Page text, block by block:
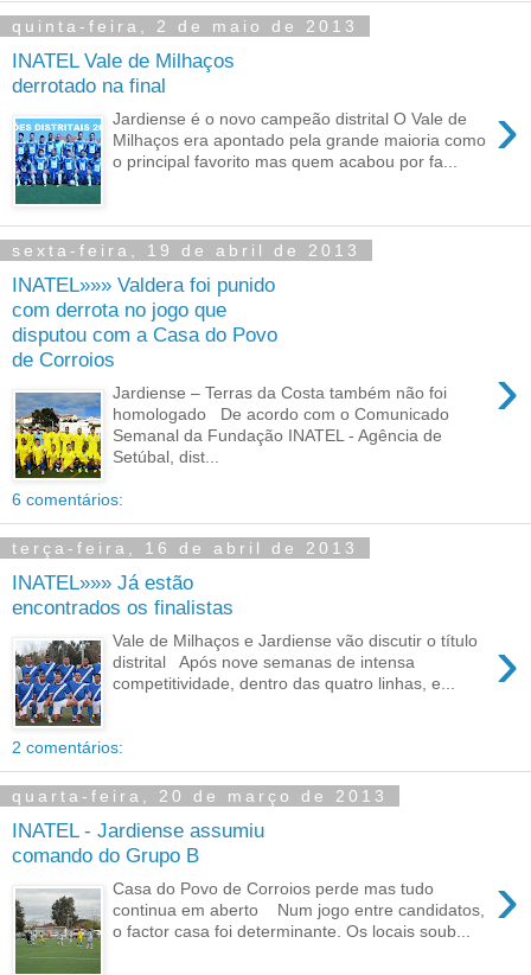
quinta-feira, 2 de maio de 2013
INATEL Vale de Milhaços
derrotado na final
›
Jardiense é o novo campeão distrital O Vale de
Milhaços era apontado pela grande maioria como
o principal favorito mas quem acabou por fa...
sexta-feira, 19 de abril de 2013
INATEL»»» Valdera foi punido
com derrota no jogo que
disputou com a Casa do Povo
de Corroios
›
Jardiense – Terras da Costa também não foi
homologado De acordo com o Comunicado
Semanal da Fundação INATEL - Agência de
Setúbal, dist...
6 comentários:
terça-feira, 16 de abril de 2013
INATEL»»» Já estão
encontrados os finalistas
›
Vale de Milhaços e Jardiense vão discutir o título
distrital Após nove semanas de intensa
competitividade, dentro das quatro linhas, e...
2 comentários:
quarta-feira, 20 de março de 2013
INATEL - Jardiense assumiu
comando do Grupo B
›
Casa do Povo de Corroios perde mas tudo
continua em aberto Num jogo entre candidatos,
o factor casa foi determinante. Os locais soub...